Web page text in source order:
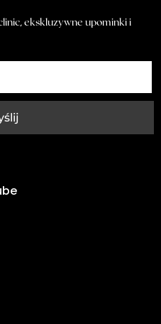
ekskluzywne upominki i